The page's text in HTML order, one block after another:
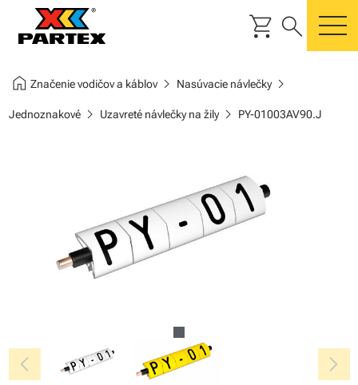
shopping_cart search
home Značenie vodičov a káblovchevron_right Nasúvacie návlečkychevron_right
Jednoznakovéchevron_right Uzavreté návlečky na žilychevron_right PY-01003AV90.J
chevron_left chevron_right